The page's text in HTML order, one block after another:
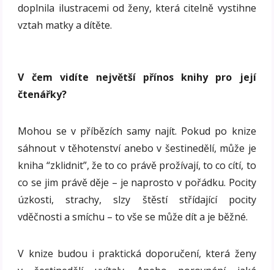
doplnila ilustracemi od ženy, která citelně vystihne
vztah matky a dítěte.
V čem vidíte největší přínos knihy pro její
čtenářky?
Mohou se v příbězích samy najít. Pokud po knize
sáhnout v těhotenství anebo v šestinedělí, může je
kniha “zklidnit”, že to co právě prožívají, to co cítí, to
co se jim právě děje – je naprosto v pořádku. Pocity
úzkosti, strachy, slzy štěstí střídající pocity
vděčnosti a smíchu – to vše se může dít a je běžné.
V knize budou i praktická doporučení, která ženy